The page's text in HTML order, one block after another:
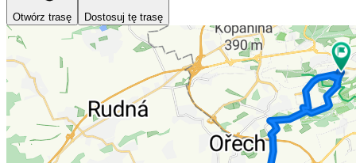
Otwórz trasę Dostosuj tę trasę